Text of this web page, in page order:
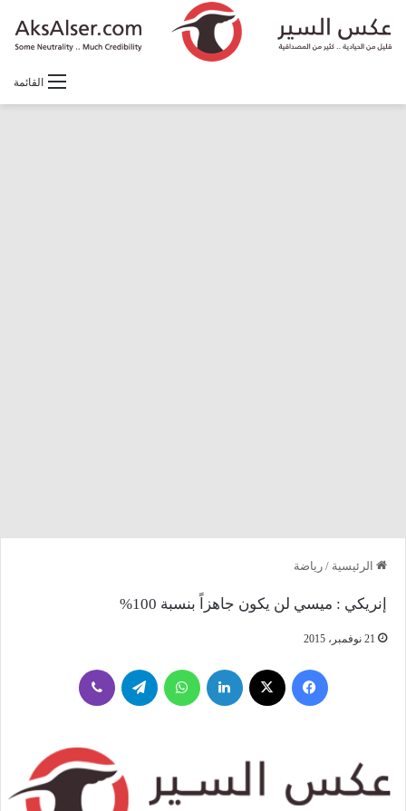
القائمة
الرئيسية / رياضة
إنريكي : ميسي لن يكون جاهزاً بنسبة 100%
21 نوفمبر، 2015
فيسبوك لينكدإن واتساب تيلقرام